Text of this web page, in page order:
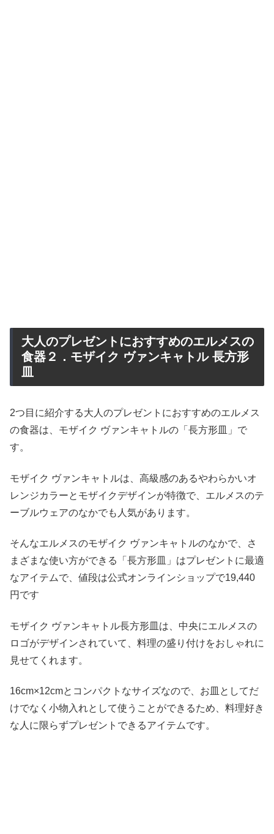
大人のプレゼントにおすすめのエルメスの
食器２．モザイク ヴァンキャトル 長方形
皿
2つ目に紹介する大人のプレゼントにおすすめのエルメス
の食器は、モザイク ヴァンキャトルの「長方形皿」で
す。
モザイク ヴァンキャトルは、高級感のあるやわらかいオ
レンジカラーとモザイクデザインが特徴で、エルメスのテ
ーブルウェアのなかでも人気があります。
そんなエルメスのモザイク ヴァンキャトルのなかで、さ
まざまな使い方ができる「長方形皿」はプレゼントに最適
なアイテムで、値段は公式オンラインショップで19,440
円です
モザイク ヴァンキャトル長方形皿は、中央にエルメスの
ロゴがデザインされていて、料理の盛り付けをおしゃれに
見せてくれます。
16cm×12cmとコンパクトなサイズなので、お皿としてだ
けでなく小物入れとして使うことができるため、料理好き
な人に限らずプレゼントできるアイテムです。